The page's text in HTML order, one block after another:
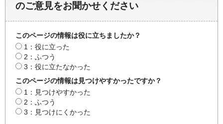
のご意見をお聞かせください
このページの情報は役に立ちましたか？
1：役に立った
2：ふつう
3：役に立たなかった
このページの情報は見つけやすかったですか？
1：見つけやすかった
2：ふつう
3：見つけにくかった